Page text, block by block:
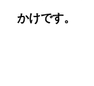
かけです。